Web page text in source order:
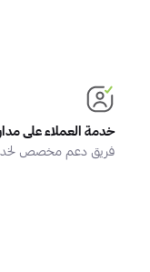
خدمة العملاء على
فريق دعم مخصص لخدمة